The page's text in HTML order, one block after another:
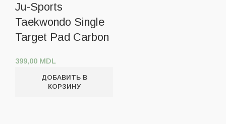
Ju-Sports
Taekwondo Single
Target Pad Carbon
399,00 MDL
ДОБАВИТЬ В
КОРЗИНУ